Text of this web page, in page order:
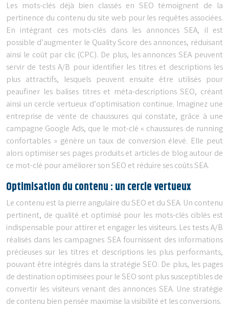
Les mots-clés déjà bien classés en SEO témoignent de la
pertinence du contenu du site web pour les requêtes associées.
En intégrant ces mots-clés dans les annonces SEA, il est
possible d’augmenter le Quality Score des annonces, réduisant
ainsi le coût par clic (CPC). De plus, les annonces SEA peuvent
servir de tests A/B pour identifier les titres et descriptions les
plus attractifs, lesquels peuvent ensuite être utilisés pour
peaufiner les balises titres et méta-descriptions SEO, créant
ainsi un cercle vertueux d’optimisation continue. Imaginez une
entreprise de vente de chaussures qui constate, grâce à une
campagne Google Ads, que le mot-clé « chaussures de running
confortables » génère un taux de conversion élevé. Elle peut
alors optimiser ses pages produits et articles de blog autour de
ce mot-clé pour améliorer son SEO et réduire ses coûts SEA.
Optimisation du contenu : un cercle vertueux
Le contenu est la pierre angulaire du SEO et du SEA. Un contenu
pertinent, de qualité et optimisé pour les mots-clés ciblés est
indispensable pour attirer et engager les visiteurs. Les tests A/B
réalisés dans les campagnes SEA fournissent des informations
précieuses sur les titres et descriptions les plus performants,
pouvant être intégrés dans la stratégie SEO. De plus, les pages
de destination optimisées pour le SEO sont plus susceptibles de
convertir les visiteurs venant des annonces SEA. Une stratégie
de contenu bien pensée maximise la visibilité et les conversions.